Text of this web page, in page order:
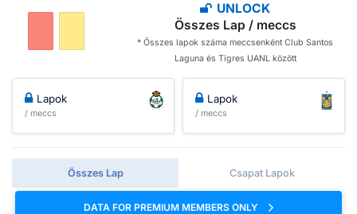
UNLOCK
Összes Lap / meccs
* Összes lapok száma meccsenként Club Santos
Laguna és Tigres UANL között
Lapok
/ meccs
Lapok
/ meccs
Összes Lap Csapat Lapok
DATA FOR PREMIUM MEMBERS ONLY